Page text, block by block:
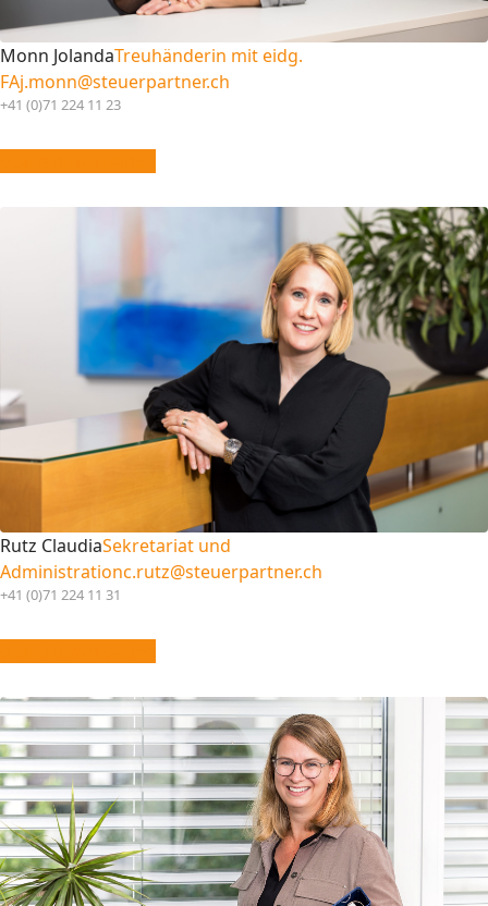
Monn JolandaTreuhänderin mit eidg.
FAj.monn@steuerpartner.ch
+41 (0)71 224 11 23
Rutz ClaudiaSekretariat und
Administrationc.rutz@steuerpartner.ch
+41 (0)71 224 11 31